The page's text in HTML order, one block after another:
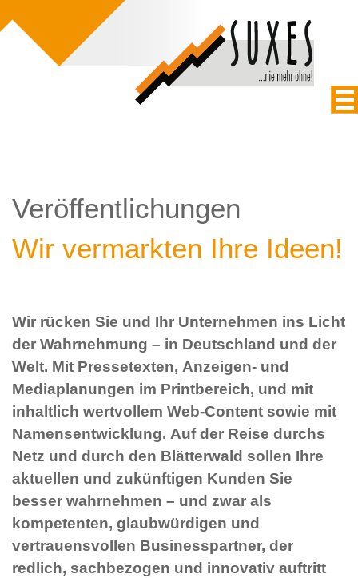
Veröffentlichungen
Wir vermarkten Ihre Ideen!
Wir rücken Sie und Ihr Unternehmen ins Licht
der Wahrnehmung – in Deutschland und der
Welt. Mit Pressetexten, Anzeigen- und
Mediaplanungen im Printbereich, und mit
inhaltlich wertvollem Web-Content sowie mit
Namensentwicklung. Auf der Reise durchs
Netz und durch den Blätterwald sollen Ihre
aktuellen und zukünftigen Kunden Sie
besser wahrnehmen – und zwar als
kompetenten, glaubwürdigen und
vertrauensvollen Businesspartner, der
redlich, sachbezogen und innovativ auftritt